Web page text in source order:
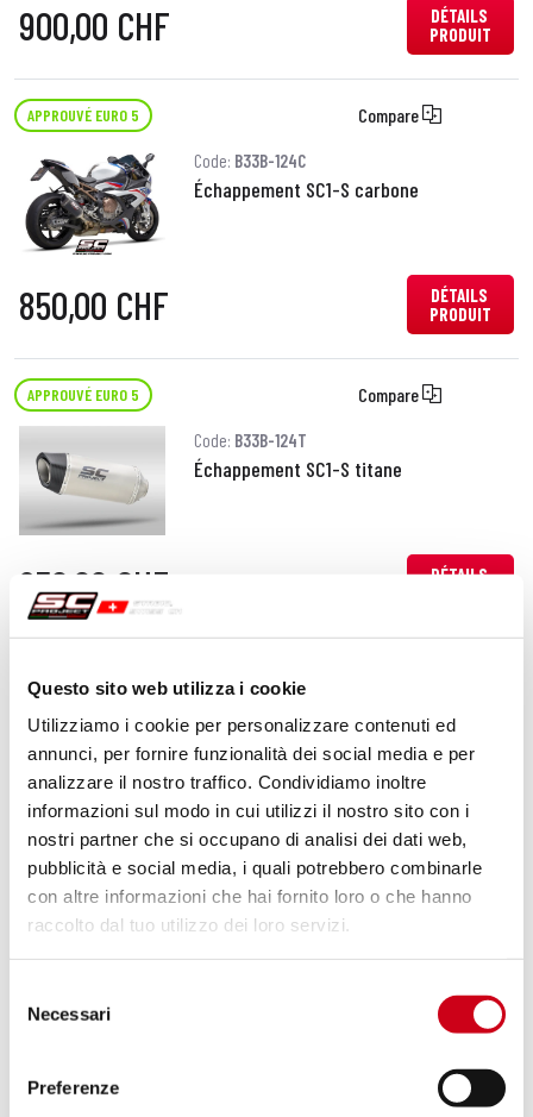
Questo sito web utilizza i cookie
Utilizziamo i cookie per personalizzare contenuti ed
annunci, per fornire funzionalità dei social media e per
analizzare il nostro traffico. Condividiamo inoltre
informazioni sul modo in cui utilizzi il nostro sito con i
nostri partner che si occupano di analisi dei dati web,
pubblicità e social media, i quali potrebbero combinarle
con altre informazioni che hai fornito loro o che hanno
raccolto dal tuo utilizzo dei loro servizi.
delNecessari
Preferenze
900,00 CHF
DÉTAILS
PRODUIT
APPROUVÉ EURO 5 Compare
Code: B33B-124C
Échappement SC1-S carbone
850,00 CHF
DÉTAILS
PRODUIT
APPROUVÉ EURO 5 Compare
Code: B33B-124T
Échappement SC1-S titane
850,00 CHF
DÉTAILS
Code:B33B-90C
Échappement SC1-R carbone
1 070,00 CHF
DÉTAILS
PRODUIT
Compare